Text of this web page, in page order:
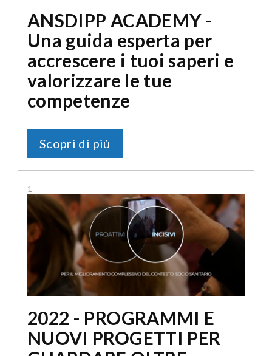
ANSDIPP ACADEMY -
Una guida esperta per
accrescere i tuoi saperi e
valorizzare le tue
competenze
Scopri di più
1
2022 - PROGRAMMI E
NUOVI PROGETTI PER